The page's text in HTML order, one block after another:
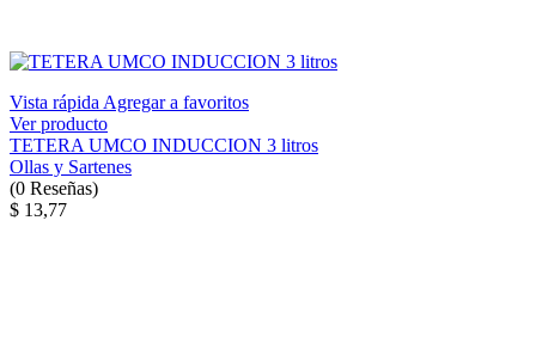
Vista rápida Agregar a favoritos
Ver producto
TETERA UMCO INDUCCION 3 litros
Ollas y Sartenes
(0 Reseñas)
$ 13,77